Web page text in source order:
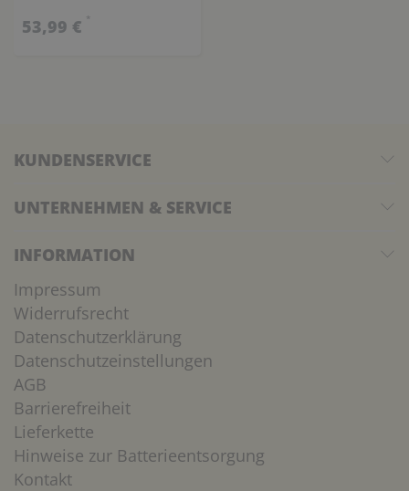
53,99 € *
KUNDENSERVICE
UNTERNEHMEN & SERVICE
INFORMATION
Impressum
Widerrufsrecht
Datenschutzerklärung
Datenschutzeinstellungen
AGB
Barrierefreiheit
Lieferkette
Hinweise zur Batterieentsorgung
Kontakt